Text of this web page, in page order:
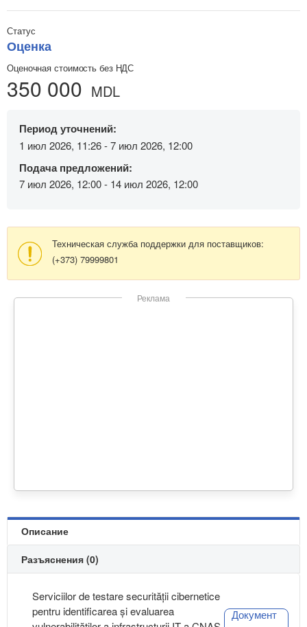
Статус
Оценка
Оценочная стоимость без НДС
350 000 MDL
Период уточнений:
1 июл 2026, 11:26 - 7 июл 2026, 12:00
Подача предложений:
7 июл 2026, 12:00 - 14 июл 2026, 12:00
Техническая служба поддержки для поставщиков:
(+373) 79999801
Реклама
Описание
Разъяснения (0)
Serviciilor de testare securității cibernetice
pentru identificarea și evaluarea
Документ